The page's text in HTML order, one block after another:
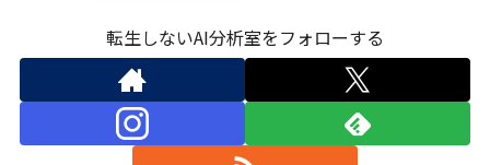
転生しないAI分析室をフォローする